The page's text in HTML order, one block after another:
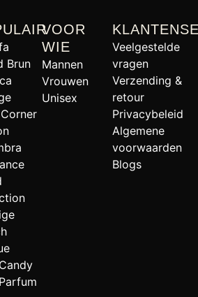
Brun
VOOR
WIE
Mannen
Vrouwen
Unisex
Veelgestelde
vragen
Verzending &
retour
Privacybeleid
Algemene
voorwaarden
Blogs